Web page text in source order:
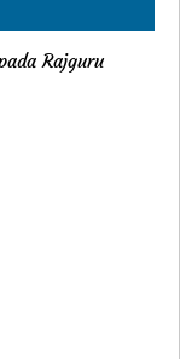
Rajguru